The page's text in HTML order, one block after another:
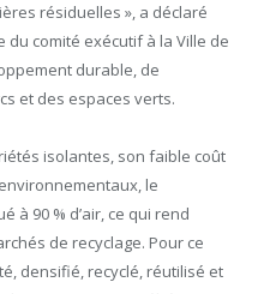
résiduelles », a déclaré
du comité exécutif à la Ville de
durable, de
et des espaces verts.
isolantes, son faible coût
le
à 90 % d’air, ce qui rend
de recyclage. Pour ce
densifié, recyclé, réutilisé et